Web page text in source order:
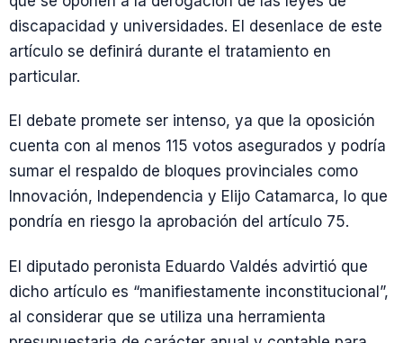
discapacidad y universidades. El desenlace de este
artículo se definirá durante el tratamiento en
particular.
El debate promete ser intenso, ya que la oposición
cuenta con al menos 115 votos asegurados y podría
sumar el respaldo de bloques provinciales como
Innovación, Independencia y Elijo Catamarca, lo que
pondría en riesgo la aprobación del artículo 75.
El diputado peronista Eduardo Valdés advirtió que
dicho artículo es “manifiestamente inconstitucional”,
al considerar que se utiliza una herramienta